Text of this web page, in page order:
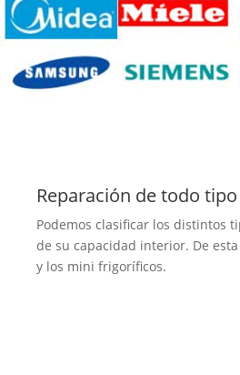
Reparación de todo
Podemos clasificar los distintos
de su capacidad interior. De
y los mini frigoríficos.